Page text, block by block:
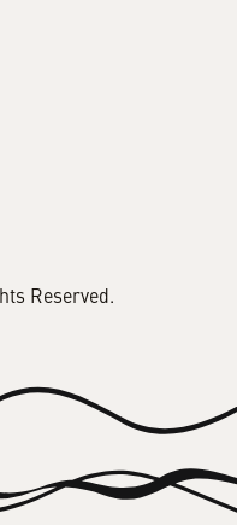
Reserved.